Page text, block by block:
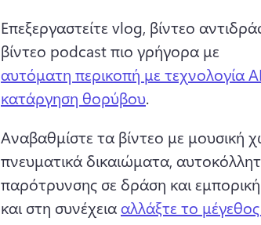
Επεξεργαστείτε vlog, βίντεο
βίντεο podcast πιο γρήγορα με
αυτόματη περικοπή με τεχνολογία AI
κατάργηση θορύβου.
Αναβαθμίστε τα βίντεο με μουσική
πνευματικά δικαιώματα,
παρότρυνσης σε δράση και
και στη συνέχεια αλλάξτε το